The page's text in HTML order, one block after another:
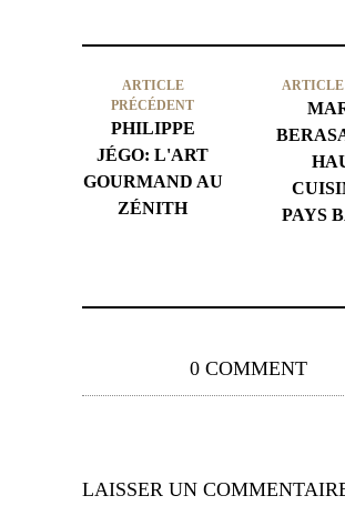
ARTICLE
PRÉCÉDENT
PHILIPPE
JÉGO: L'ART
GOURMAND AU
ZÉNITH
PAYS
0 COMMENT
LAISSER UN